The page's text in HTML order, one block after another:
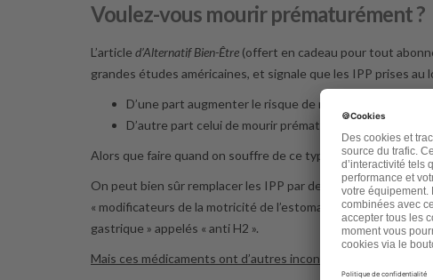
Voulez-vous mourir prématurément ?
L’article d’Alternatif Bien-Être (offert en cadeau pour tout
grandes études américaines, et signale que les IPP prises au
D’une part augmenter le risque de maladies graves du
D’autre part celui de mourir prématurément de 76 %
Alors que faire quand on souffre de ce type de maux ?
On peut bien sûr remplacer les IPP par des médicaments
« modificateurs de la motricité de l’estomac » ou encore les
gastrique » appelés « anti H2 ».
Mais ces médicaments ont d’autres inconvénients